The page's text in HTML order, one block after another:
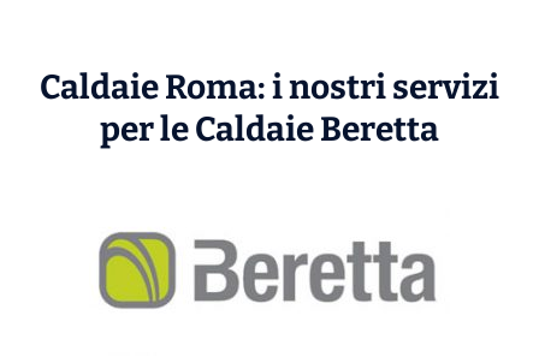
Caldaie Roma: i nostri servizi
per le CaldaieBeretta